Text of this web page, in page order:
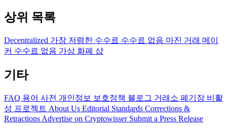
상위 목록
Decentralized 가장 저렴한 수수료 수수료 없음 마진 거래 메이
커 수수료 없음 가상 화폐 샵
기타
FAQ 용어 사전 개인정보 보호정책 블로그 거래소 폐기장 비활
성 프로젝트 About Us Editorial Standards Corrections &
Retractions Advertise on Cryptowisser Submit a Press Release